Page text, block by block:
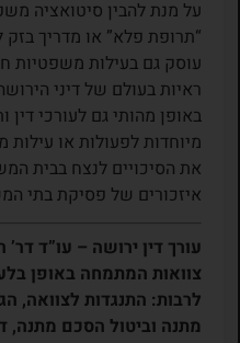
על מנת להבין סיטואציה
“תרופת פלא” או מדריך
עוסק גם בעילות משפטיות
ראיות בעולם של דיני
באופן מהותי גם לעורכי
מיוחדות לפעולות או
את הסיכויים לנצח בבית
איזכורים של פסיקת בתי
עורך דין ירושה – עו”ד דר’
צוואות המתמחה באופן
לרבות: התנגדות לצוואה,
מתנה וביטול הסכם מתנה,